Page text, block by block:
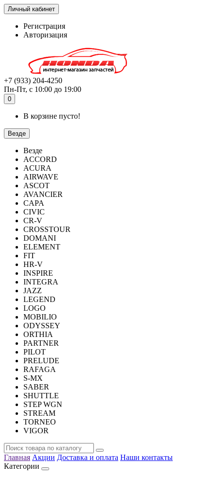
Личный кабинет
Регистрация
Авторизация
+7 (933) 204-4250
Пн-Пт, с 10:00 до 19:00
0
В корзине пусто!
Везде
Везде
ACCORD
ACURA
AIRWAVE
ASCOT
AVANCIER
CAPA
CIVIC
CR-V
CROSSTOUR
DOMANI
ELEMENT
FIT
HR-V
INSPIRE
INTEGRA
JAZZ
LEGEND
LOGO
MOBILIO
ODYSSEY
ORTHIA
PARTNER
PILOT
PRELUDE
RAFAGA
S-MX
SABER
SHUTTLE
STEP WGN
STREAM
TORNEO
VIGOR
Главная Акции Доставка и оплата Наши контакты
Категории